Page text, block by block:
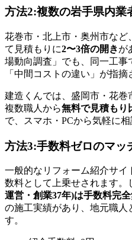
方法2:複数の岩手県内業
花巻市・北上市・奥州市など
て見積もりに2〜3倍の開きが
場動向調査」でも、同一工事
「中間コストの違い」が指摘
建造くんでは、盛岡市・花巻
複数職人から無料で見積もり
で、スマホ・PCから気軽に相
方法3:手数料ゼロのマッ
一般的なリフォーム紹介サイ
数料として上乗せされます。
運営・創業37年)は手数料完
の施工実績があり、地元職人
す。